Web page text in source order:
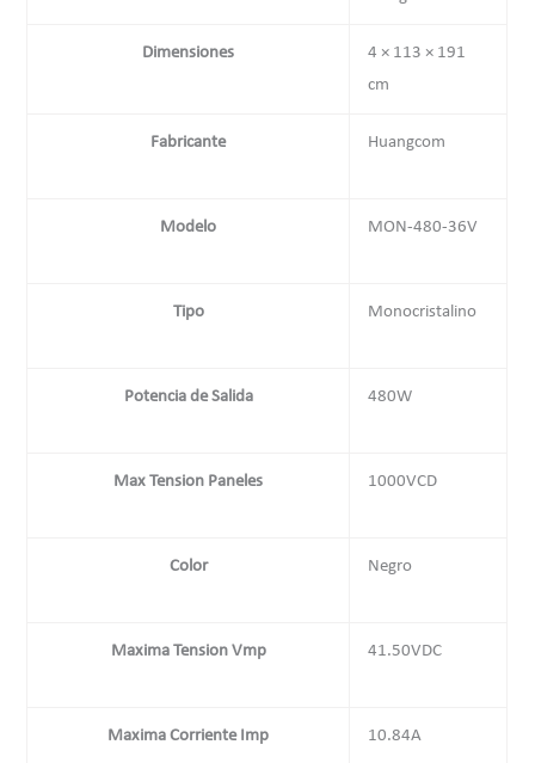
Dimensiones
4 × 113 × 191
cm
Fabricante Huangcom
Modelo MON-480-36V
Tipo Monocristalino
Potencia de Salida 480W
Max Tension Paneles 1000VCD
Color Negro
Maxima Tension Vmp 41.50VDC
Maxima Corriente Imp 10.84A